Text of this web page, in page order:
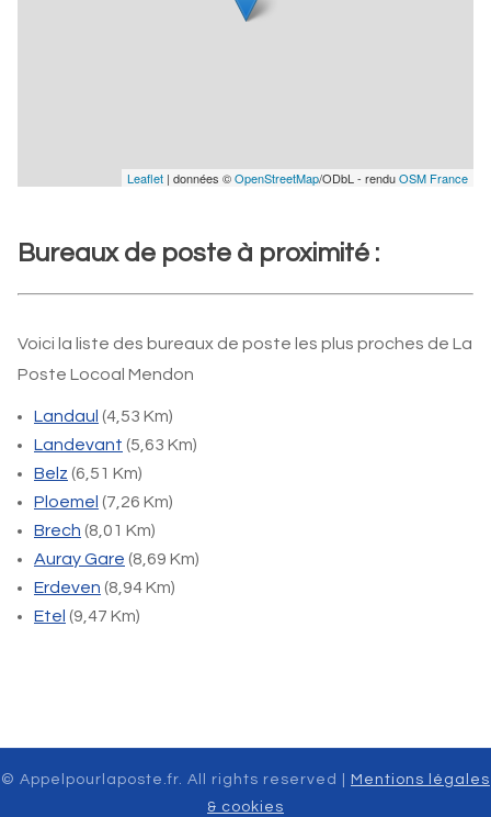
Leaflet | données ©OpenStreetMap/ODbL - renduOSM France
Bureaux de poste à proximité :
Voici la liste des bureaux de poste les plus proches de La
Poste Locoal Mendon
Landaul (4,53 Km)
Landevant (5,63 Km)
Belz (6,51 Km)
Ploemel (7,26 Km)
Brech (8,01 Km)
Auray Gare (8,69 Km)
Erdeven (8,94 Km)
Etel (9,47 Km)
© Appelpourlaposte.fr. All rights reserved |
Mentions légales
& cookies